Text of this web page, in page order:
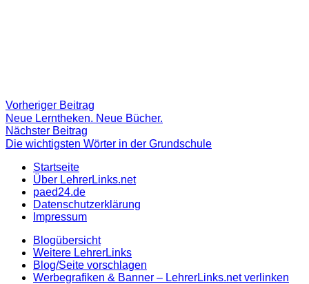
Beitragsnavigation
Vorheriger Beitrag
Beitrag:
Neue Lerntheken. Neue Bücher.
Nächster Beitrag
Beitrag
Die wichtigsten Wörter in der Grundschule
Startseite
Über LehrerLinks.net
paed24.de
Datenschutzerklärung
Impressum
Blogübersicht
Weitere LehrerLinks
Blog/Seite vorschlagen
Werbegrafiken & Banner – LehrerLinks.net verlinken